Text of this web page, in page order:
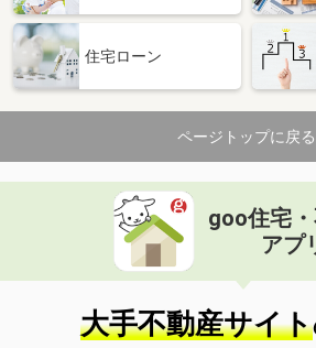
住宅ローン
ページトップに戻る
goo住宅
アプ
大手不動産サイト